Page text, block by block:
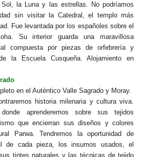
la Luna y las estrellas. No podríamos
sin visitar la Catedral, el templo más
Fue levantada por los españoles sobre el
Su interior guarda una maravillosa
compuesta por piezas de orfebrería y
la Escuela Cusqueña. Alojamiento en
en el Auténtico Valle Sagrado y Moray.
historia milenaria y cultura viva.
aprenderemos sobre sus tejidos
que encierran sus diseños y colores
Parwa. Tendremos la oportunidad de
de cada pieza, los insumos usados, el
tintes naturales y las técnicas de tejido